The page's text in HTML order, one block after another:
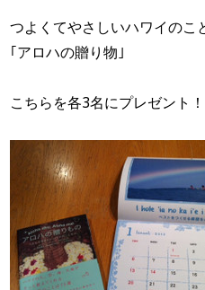
つよくてやさしいハワイのこ
｢アロハの贈り物｣
こちらを各3名にプレゼント！